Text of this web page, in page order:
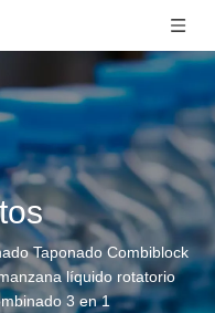
Taponado Combiblock
líquido rotatorio
3 en 1